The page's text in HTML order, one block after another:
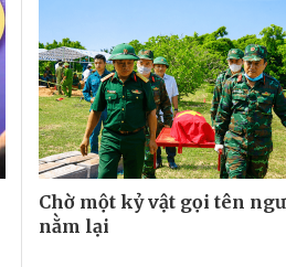
Chờ một kỷ vật gọi tên
nằm lại